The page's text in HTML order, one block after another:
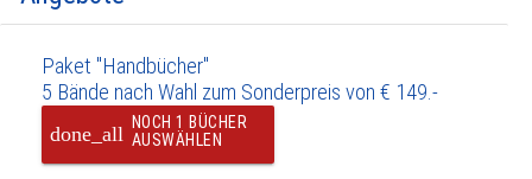
Paket "Handbücher"
5 Bände nach Wahl zum Sonderpreis von € 149.-
done_all
NOCH 1 BÜCHER
AUSWÄHLEN